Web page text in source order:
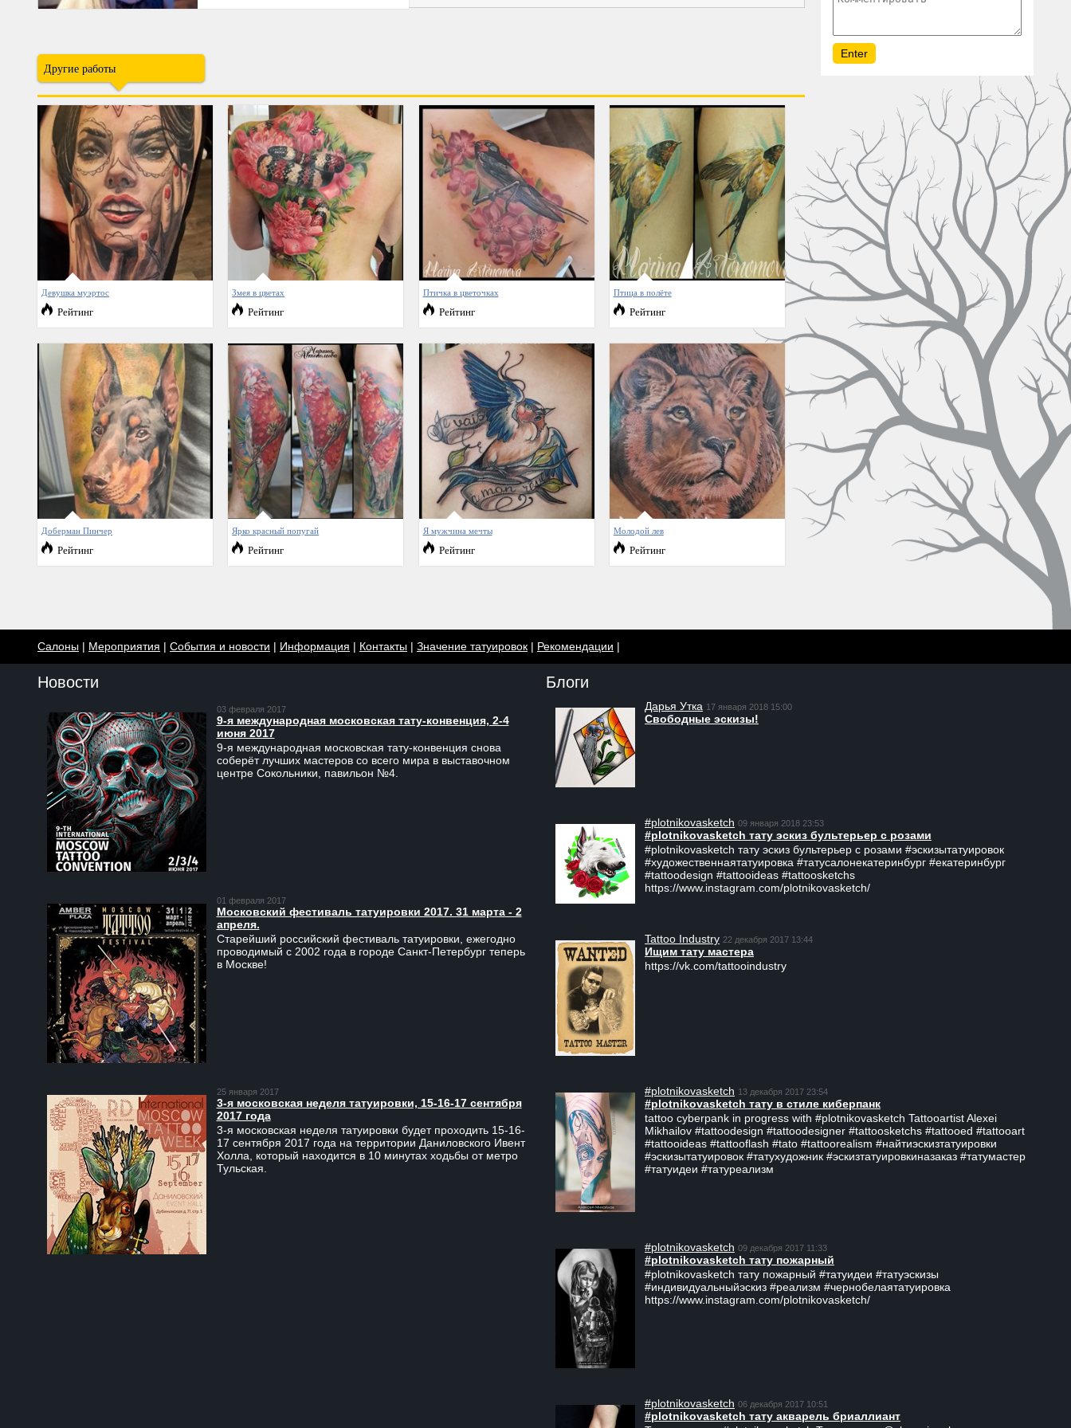
Другие работы
Девушка муэртос
Рейтинг
Змея в цветах
Рейтинг
Птичка в цветочках
Рейтинг
Птица в полёте
Рейтинг
Доберман Пинчер
Рейтинг
Ярко красный попугай
Рейтинг
Я мужчина мечты
Рейтинг
Молодой лев
Рейтинг
Салоны | Мероприятия | События и новости | Информация | Контакты | Значение татуировок | Рекомендации |
Новости
03 февраля 2017
9-я международная московская тату-конвенция, 2-4
июня 2017
9-я международная московская тату-конвенция снова
соберёт лучших мастеров со всего мира в выставочном
центре Сокольники, павильон №4.
01 февраля 2017
Московский фестиваль татуировки 2017. 31 марта - 2
апреля.
Старейший российский фестиваль татуировки, ежегодно
проводимый с 2002 года в городе Санкт-Петербург теперь
в Москве!
25 января 2017
3-я московская неделя татуировки, 15-16-17 сентября
2017 года
3-я московская неделя татуировки будет проходить 15-16-
17 сентября 2017 года на территории Даниловского Ивент
Холла, который находится в 10 минутах ходьбы от метро
Тульская.
Блоги
Дарья Утка 17 января 2018 15:00
Свободные эскизы!
#plotnikovasketch 09 января 2018 23:53
#plotnikovasketch тату эскиз бультерьер с розами
#plotnikovasketch тату эскиз бультерьер с розами #эскизытатуировок
#художественнаятатуировка #татусалонекатеринбург #екатеринбург
#tattoodesign #tattooideas #tattoosketchs
https://www.instagram.com/plotnikovasketch/
Tattoo Industry 22 декабря 2017 13:44
Ищим тату мастера
https://vk.com/tattooindustry
#plotnikovasketch 13 декабря 2017 23:54
#plotnikovasketch тату в стиле киберпанк
tattoo cyberpank in progress with #plotnikovasketch Tattooartist Alexei
Mikhailov #tattoodesign #tattoodesigner #tattoosketchs #tattooed #tattooart
#tattooideas #tattooflash #tato #tattoorealism #найтиэскизтатуировки
#эскизытатуировок #татухудожник #эскизтатуировкиназаказ #татумастер
#татуидеи #татуреализм
#plotnikovasketch 09 декабря 2017 11:33
#plotnikovasketch тату пожарный
#plotnikovasketch тату пожарный #татуидеи #татуэскизы
#индивидуальныйэскиз #реализм #чернобелаятатуировка
https://www.instagram.com/plotnikovasketch/
#plotnikovasketch 06 декабря 2017 10:51
#plotnikovasketch тату акварель бриаллиант